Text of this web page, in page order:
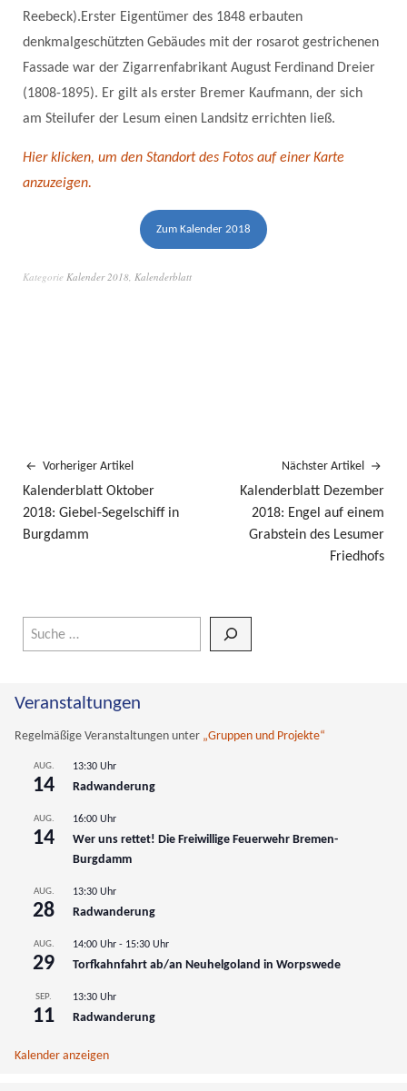
Reebeck).Erster Eigentümer des 1848 erbauten
denkmalgeschützten Gebäudes mit der rosarot gestrichenen
Fassade war der Zigarrenfabrikant August Ferdinand Dreier
(1808-1895). Er gilt als erster Bremer Kaufmann, der sich
am Steilufer der Lesum einen Landsitz errichten ließ.
Hier klicken, um den Standort des Fotos auf einer Karte
anzuzeigen.
Zum Kalender 2018
Kategorie Kalender 2018 Kalenderblatt
Vorheriger Artikel
Kalenderblatt Oktober
2018: Giebel-Segelschiff in
Burgdamm
Nächster Artikel
Kalenderblatt Dezember
2018: Engel auf einem
Grabstein des Lesumer
Friedhofs
Veranstaltungen
Regelmäßige Veranstaltungen unter „Gruppen und Projekte“
AUG.
14
13:30 Uhr
Radwanderung
AUG.
14
16:00 Uhr
Wer uns rettet! Die Freiwillige Feuerwehr Bremen-
Burgdamm
AUG.
28
13:30 Uhr
Radwanderung
AUG.
29
14:00 Uhr - 15:30 Uhr
Torfkahnfahrt ab/an Neuhelgoland in Worpswede
SEP.
11
13:30 Uhr
Radwanderung
Kalender anzeigen